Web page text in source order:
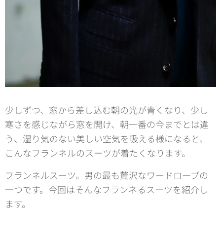
少しずつ、窓から差し込む朝の光が青くなり、少し
寒さを感じながら窓を開け、朝一番の今までとは違
う、湿り気のない美しい空気を吸える様になると、
こんなフランネルのスーツが着たくなります。
フランネルスーツ。男の最も贅沢なワードローブの
一つです。今回はそんなフランネるスーツを紹介し
ます。